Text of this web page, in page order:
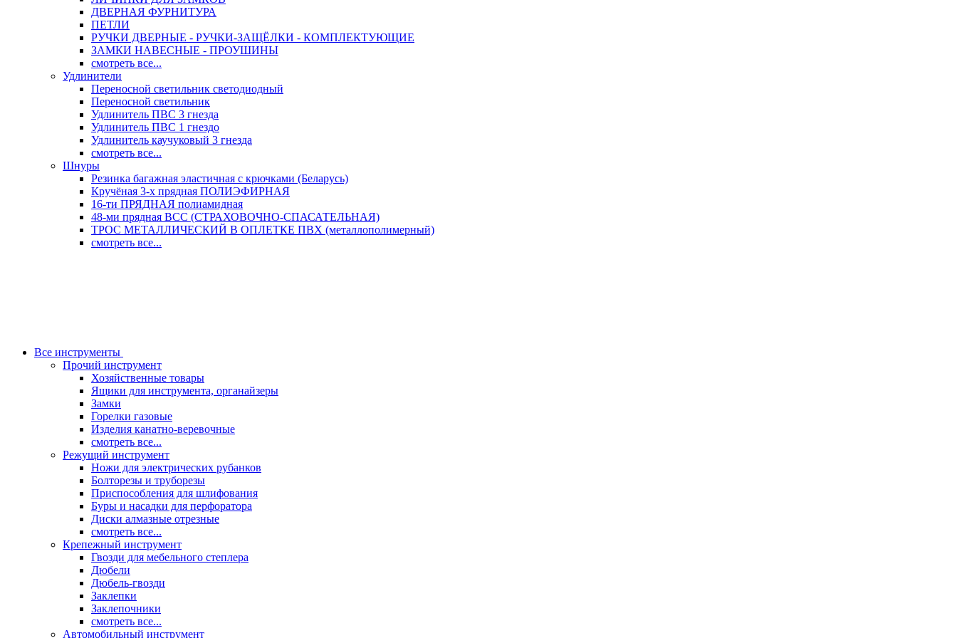
ДВЕРНАЯ ФУРНИТУРА
ПЕТЛИ
РУЧКИ ДВЕРНЫЕ - РУЧКИ-ЗАЩЁЛКИ - КОМПЛЕКТУЮЩИЕ
ЗАМКИ НАВЕСНЫЕ - ПРОУШИНЫ
смотреть все...
Удлинители
Переносной светильник светодиодный
Переносной светильник
Удлинитель ПВС 3 гнезда
Удлинитель ПВС 1 гнездо
Удлинитель каучуковый 3 гнезда
смотреть все...
Шнуры
Резинка багажная эластичная с крючками (Беларусь)
Кручёная 3-х прядная ПОЛИЭФИРНАЯ
16-ти ПРЯДНАЯ полиамидная
48-ми прядная ВСС (СТРАХОВОЧНО-СПАСАТЕЛЬНАЯ)
ТРОС МЕТАЛЛИЧЕСКИЙ В ОПЛЕТКЕ ПВХ (металлополимерный)
смотреть все...
Все инструменты
Прочий инструмент
Хозяйственные товары
Ящики для инструмента, органайзеры
Замки
Горелки газовые
Изделия канатно-веревочные
смотреть все...
Режущий инструмент
Ножи для электрических рубанков
Болторезы и труборезы
Приспособления для шлифования
Буры и насадки для перфоратора
Диски алмазные отрезные
смотреть все...
Крепежный инструмент
Гвозди для мебельного степлера
Дюбели
Дюбель-гвозди
Заклепки
Заклепочники
смотреть все...
Автомобильный инструмент